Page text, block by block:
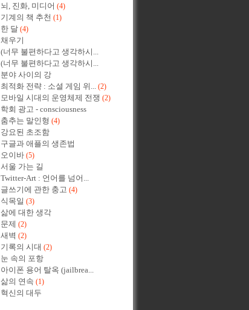
뇌, 진화, 미디어 (4)
기계의 책 추천 (1)
한 달 (4)
채우기
(너무 불편하다고 생각하시...
(너무 불편하다고 생각하시...
분야 사이의 강
최적화 전략 : 소셜 게임 위... (2)
모바일 시대의 운영체제 전쟁 (2)
학회 광고 - consciousness
춤추는 말인형 (4)
강요된 초조함
구글과 애플의 생존법
오이바 (5)
서울 가는 길
Twitter-Art : 언어를 넘어...
글쓰기에 관한 충고 (4)
식목일 (3)
삶에 대한 생각
문제
(2)
새벽 (2)
기록의 시대 (2)
눈 속의 포항
아이폰 용어 탈옥 (jailbrea...
삶의 연속 (1)
혁신의 대두